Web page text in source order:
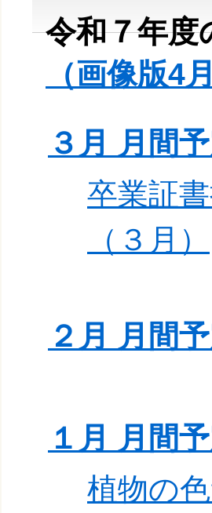
令和７年
（画像版4
３月 月間
卒業証
（３月）
２月 月間
１月 月間
植物の